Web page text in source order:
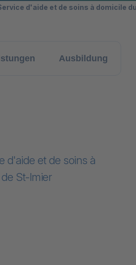
d'aide et de soins à domicile
Ausbildung
d'aide et de soins à
St-Imier